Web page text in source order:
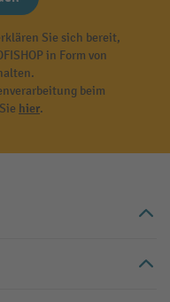
Sie sich bereit,
in Form von
beim
hier.